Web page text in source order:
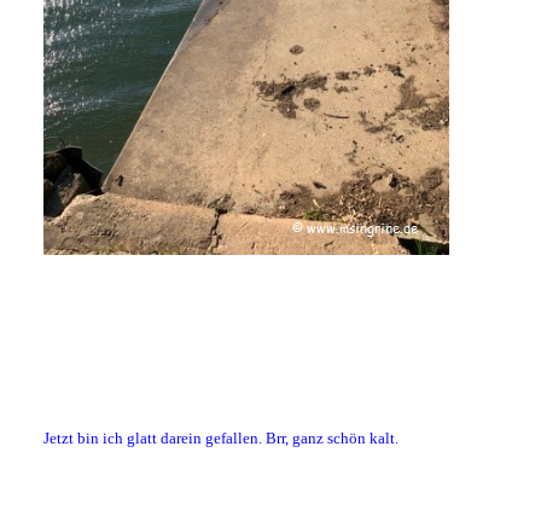
Jetzt bin ich glatt darein gefallen. Brr, ganz schön kalt.